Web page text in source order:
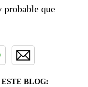
probable que
BLOG: